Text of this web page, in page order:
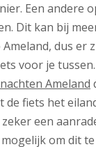
Een andere
Dit kan bij
dus er
voor je
Ameland
de fiets het
een
om dit